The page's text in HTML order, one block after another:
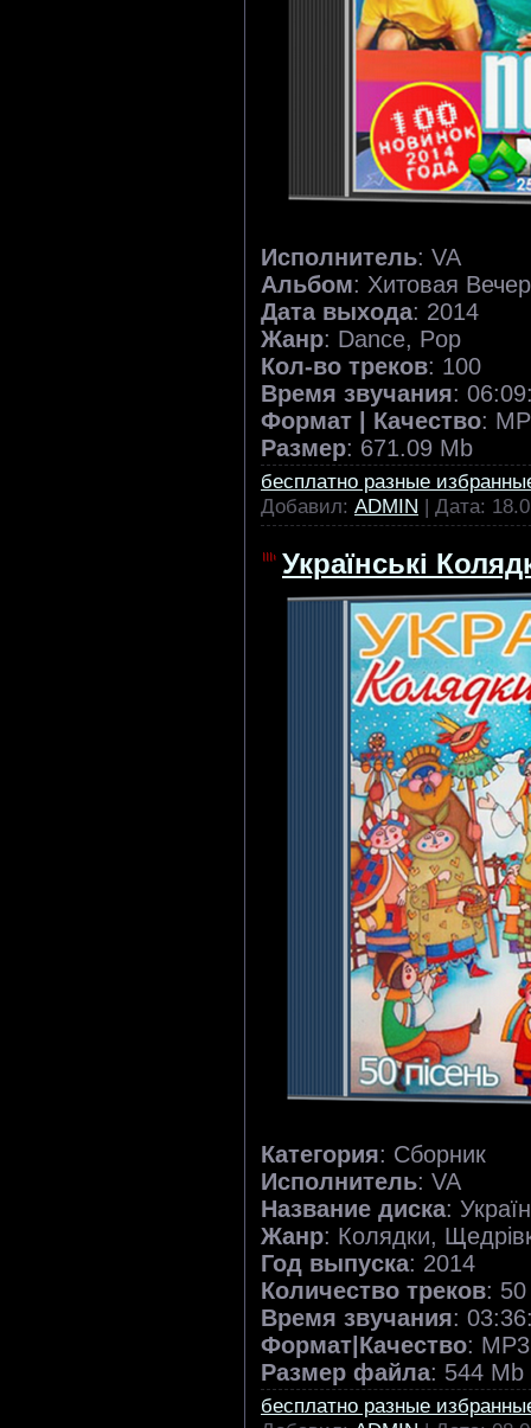
Исполнитель: VA
Альбом: Хитовая
Дата выхода: 2014
Жанр: Dance, Pop
Кол-во треков: 100
Время звучания:
Формат | Качество:
Размер: 671.09 Mb
бесплатно разные
Добавил: ADMIN | Дата:
Українські
Категория: Сборник
Исполнитель: VA
Название диска:
Жанр: Колядки,
Год выпуска: 2014
Количество треков: 50
Время звучания:
Формат|Качество:
Размер файла: 544 Mb
бесплатно разные